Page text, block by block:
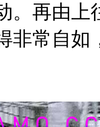
。再由上
非常自如